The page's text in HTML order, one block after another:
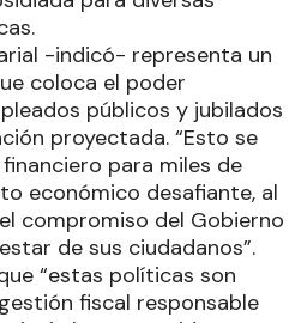
-indicó- representa un
coloca el poder
públicos y jubilados
proyectada. “Esto se
para miles de
económico desafiante, al
compromiso del Gobierno
de sus ciudadanos”.
“estas políticas son
fiscal responsable